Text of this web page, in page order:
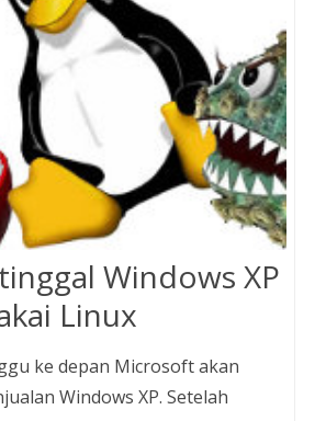
Windows XP
Linux
ke depan Microsoft akan
Windows XP. Setelah